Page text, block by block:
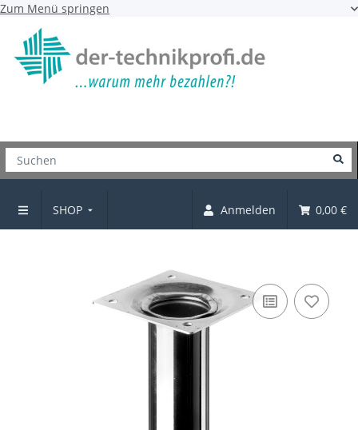
Zum Menü springen
SHOP Anmelden 0,00 €
Möbelfüße